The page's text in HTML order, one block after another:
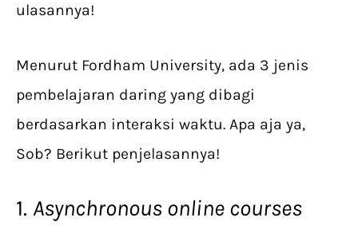
ulasannya!
Menurut Fordham University, ada 3 jenis
pembelajaran daring yang dibagi
berdasarkan interaksi waktu. Apa aja ya,
Sob? Berikut penjelasannya!
1. Asynchronous online courses